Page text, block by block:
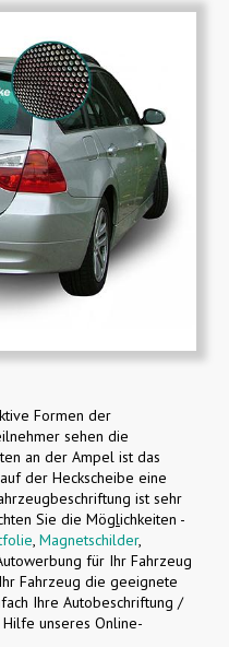
Formen der
sehen die
an der Ampel ist das
der Heckscheibe eine
ist sehr
Sie die Möglichkeiten -
, Magnetschilder,
für Ihr Fahrzeug
Fahrzeug die geeignete
Ihre Autobeschriftung /
unseres Online-